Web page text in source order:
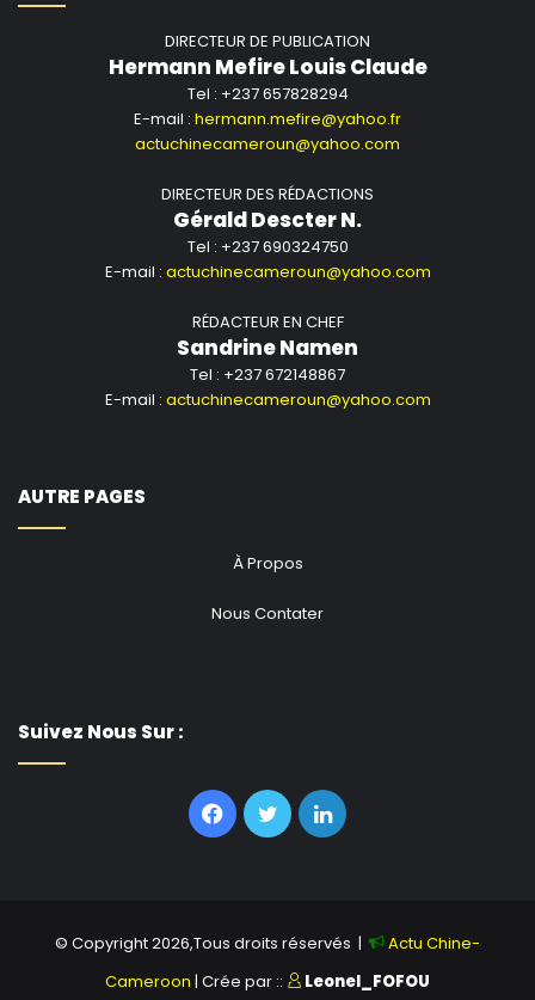
DIRECTEUR DE PUBLICATION
Hermann Mefire Louis Claude
Tel : +237 657828294
E-mail : hermann.mefire@yahoo.fr
actuchinecameroun@yahoo.com
DIRECTEUR DES RÉDACTIONS
Gérald Descter N.
Tel : +237 690324750
E-mail : actuchinecameroun@yahoo.com
RÉDACTEUR EN CHEF
Sandrine Namen
Tel : +237 672148867
E-mail : actuchinecameroun@yahoo.com
AUTRE PAGES
À Propos
Nous Contater
Suivez Nous Sur :
Facebook
TwitterLinkedin
© Copyright 2026,Tous droits réservés |
Actu Chine-
Cameroon | Crée par :: Leonel_FOFOU